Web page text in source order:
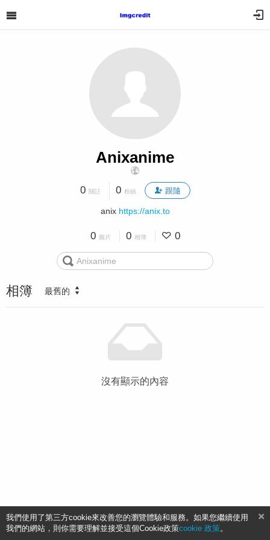
Anixanime
0 關註 0 粉絲 跟隨
anix https://anix.to
0 圖片 0 相簿 0
相簿 最舊的
沒有顯示的內容
我們使用了第三方cookie來改善您的瀏覽體驗和服務。如果您繼續使用
我們的網站，則你需要理解並接受這個Cookie政策cookie 政策。